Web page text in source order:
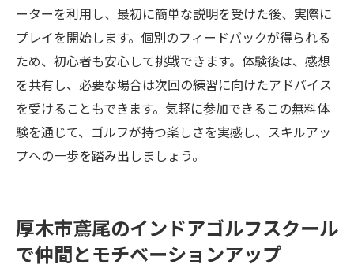
ーターを利用し、最初に簡単な説明を受けた後、実際に
プレイを開始します。個別のフィードバックが得られる
ため、初心者も安心して挑戦できます。体験後は、感想
を共有し、必要な場合は次回の練習に向けたアドバイス
を受けることもできます。気軽に参加できるこの無料体
験を通じて、ゴルフが持つ楽しさを実感し、スキルアッ
プへの一歩を踏み出しましょう。
厚木市鳶尾のインドアゴルフスクール
で仲間とモチベーションアップ